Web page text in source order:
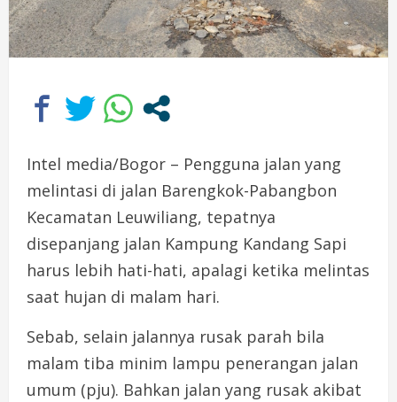
Intel media/Bogor – Pengguna jalan yang
melintasi di jalan Barengkok-Pabangbon
Kecamatan Leuwiliang, tepatnya
disepanjang jalan Kampung Kandang Sapi
harus lebih hati-hati, apalagi ketika melintas
saat hujan di malam hari.
Sebab, selain jalannya rusak parah bila
malam tiba minim lampu penerangan jalan
umum (pju). Bahkan jalan yang rusak akibat